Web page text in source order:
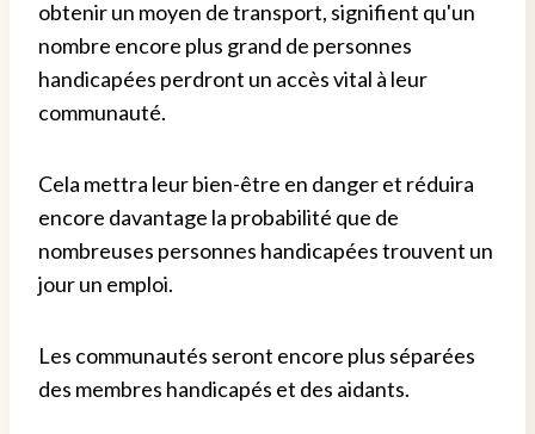
obtenir un moyen de transport, signifient qu'un
nombre encore plus grand de personnes
handicapées perdront un accès vital à leur
communauté.
Cela mettra leur bien-être en danger et réduira
encore davantage la probabilité que de
nombreuses personnes handicapées trouvent un
jour un emploi.
Les communautés seront encore plus séparées
des membres handicapés et des aidants.